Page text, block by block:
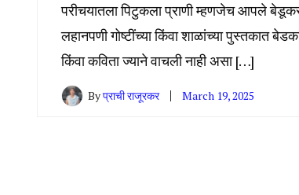
परीचयातला पिटुकला प्राणी म्हणजेच आपले
लहानपणी गोष्टींच्या किंवा शाळांच्या पुस्तकात
किंवा कविता ज्याने वाचली नाही असा […]
Byप्राची राजूरकर March 19, 2025